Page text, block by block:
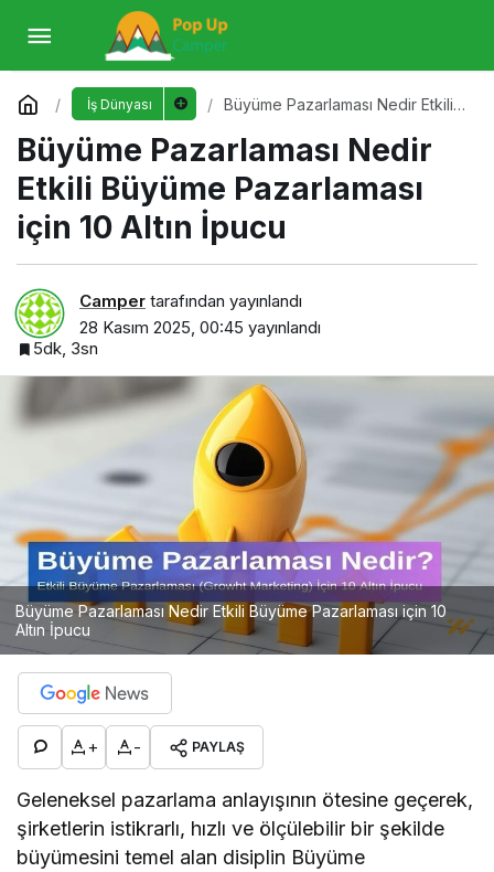
İş Dünyası
Büyüme Pazarlaması Nedir Etkili
İpucu
Büyüme Pazarlaması Nedir
Etkili Büyüme Pazarlaması
için 10 Altın İpucu
Camper tarafından yayınlandı
28 Kasım 2025, 00:45 yayınlandı
5dk, 3sn
Büyüme Pazarlaması Nedir Etkili Büyüme Pazarlaması için 10
Altın İpucu
+ - PAYLAŞ
Geleneksel pazarlama anlayışının ötesine geçerek,
şirketlerin istikrarlı, hızlı ve ölçülebilir bir şekilde
büyümesini temel alan disiplin Büyüme
Büyüme Pazarlaması Nedir Etkili Büyüme
Pazarlaması için 10 Altın İpucu
Yorum Yap